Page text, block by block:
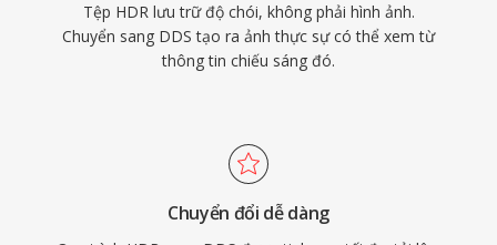
Tệp HDR lưu trữ độ chói, không phải hình ảnh.
Chuyển sang DDS tạo ra ảnh thực sự có thể xem từ
thông tin chiếu sáng đó.
Chuyển đổi dễ dàng